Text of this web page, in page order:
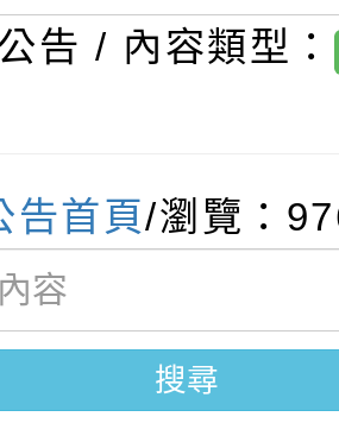
要點
施要點」
「115年金融知
中市政府政風處
一案
實施要點」及修
桃園市115年度
文競賽』實施計
結果(第11招)】
第1學期第7次代
11招)
結果(第3招)】
第1學期第9次代
告 / 內容類型：
告首頁/瀏覽：
搜尋